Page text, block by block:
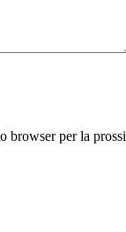
browser per la